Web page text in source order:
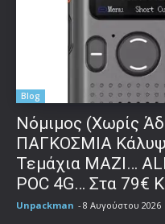
Blog
Νόμιμος (Χωρίς
ΠΑΓΚΟΣΜΙΑ
Τεμάχια ΜΑΖΙ…
POC 4G… Στα 79€
Unpackman - 8 Αυγούστου 2026